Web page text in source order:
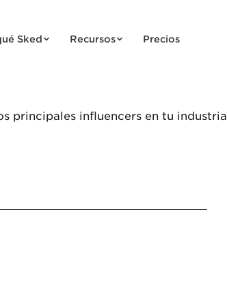
Sked Recursos Precios
principales influencers en tu industria